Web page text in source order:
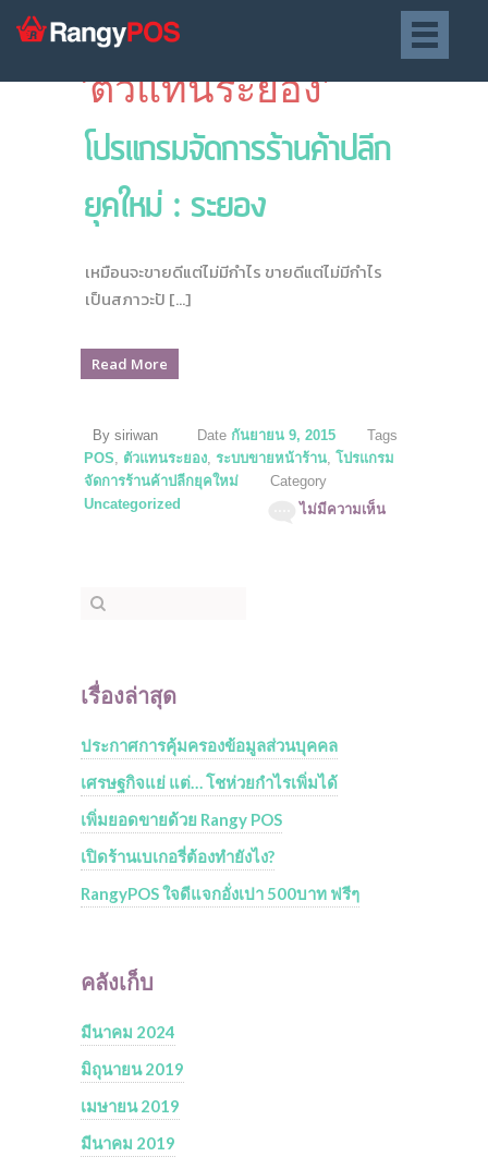
Posts tagged
‘ตัวแทนระยอง’
โปรแกรมจัดการร้านค้าปลีก
ยุคใหม่ : ระยอง
เหมือนจะขายดีแต่ไม่มีกำไร ขายดีแต่ไม่มีกำไร
เป็นสภาวะปั […]
Read More
By siriwan Date กันยายน 9, 2015
Tags
POS, ตัวแทนระยอง, ระบบขายหน้าร้าน, โปรแกรม
จัดการร้านค้าปลีกยุคใหม่
Category
Uncategorized
ไม่มีความเห็น
เรื่องล่าสุด
ประกาศการคุ้มครองข้อมูลส่วนบุคคล
เศรษฐกิจแย่ แต่… โชห่วยกำไรเพิ่มได้
เพิ่มยอดขายด้วย Rangy POS
เปิดร้านเบเกอรี่ต้องทำยังไง?
RangyPOS ใจดีแจกอั่งเปา 500บาท ฟรีๆ
คลังเก็บ
มีนาคม 2024
มิถุนายน 2019
เมษายน 2019
มีนาคม 2019